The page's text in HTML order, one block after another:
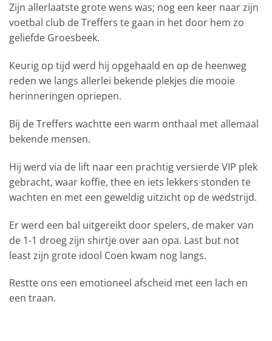
Zijn allerlaatste grote wens was; nog een keer naar zijn
voetbal club de Treffers te gaan in het door hem zo
geliefde Groesbeek.
Keurig op tijd werd hij opgehaald en op de heenweg
reden we langs allerlei bekende plekjes die mooie
herinneringen opriepen.
Bij de Treffers wachtte een warm onthaal met allemaal
bekende mensen.
Hij werd via de lift naar een prachtig versierde VIP plek
gebracht, waar koffie, thee en iets lekkers stonden te
wachten en met een geweldig uitzicht op de wedstrijd.
Er werd een bal uitgereikt door spelers, de maker van
de 1-1 droeg zijn shirtje over aan opa. Last but not
least zijn grote idool Coen kwam nog langs.
Restte ons een emotioneel afscheid met een lach en
een traan.